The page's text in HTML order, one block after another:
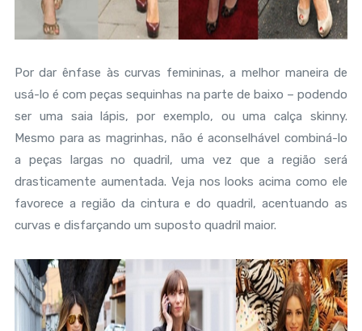
Por dar ênfase às curvas femininas, a melhor maneira de
usá-lo é com peças sequinhas na parte de baixo – podendo
ser uma saia lápis, por exemplo, ou uma calça skinny.
Mesmo para as magrinhas, não é aconselhável combiná-lo
a peças largas no quadril, uma vez que a região será
drasticamente aumentada. Veja nos looks acima como ele
favorece a região da cintura e do quadril, acentuando as
curvas e disfarçando um suposto quadril maior.